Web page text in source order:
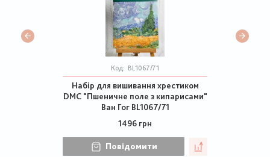
Код: BL1067/71
Набір для вишивання хрестиком
DMC "Пшеничне поле з кипарисами"
Ван Гог BL1067/71
1496 грн
Повідомити